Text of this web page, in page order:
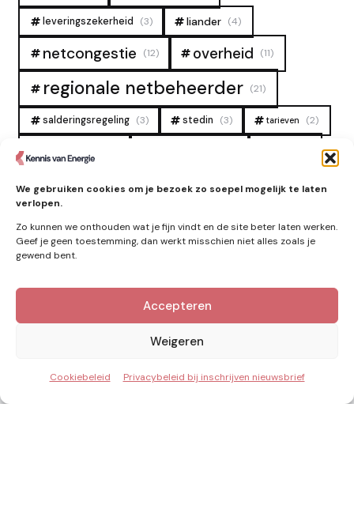
We gebruiken cookies om je bezoek zo soepel mogelijk te laten
verlopen.
Zo kunnen we onthouden wat je fijn vindt en de site beter laten werken.
Geef je geen toestemming, dan werkt misschien niet alles zoals je
gewend bent.
Accepteren
Weigeren
Cookiebeleid Privacybeleid bij inschrijven nieuwsbrief
leveringszekerheid (3) liander (4)
netcongestie (12) overheid (11)
regionale netbeheerder (21)
salderingsregeling (3) stedin (3) tarieven (2)
tennet
zonne-energie (9)
Kennis van Energie in je mailbox?
Abonner op nieuwe artikelen.